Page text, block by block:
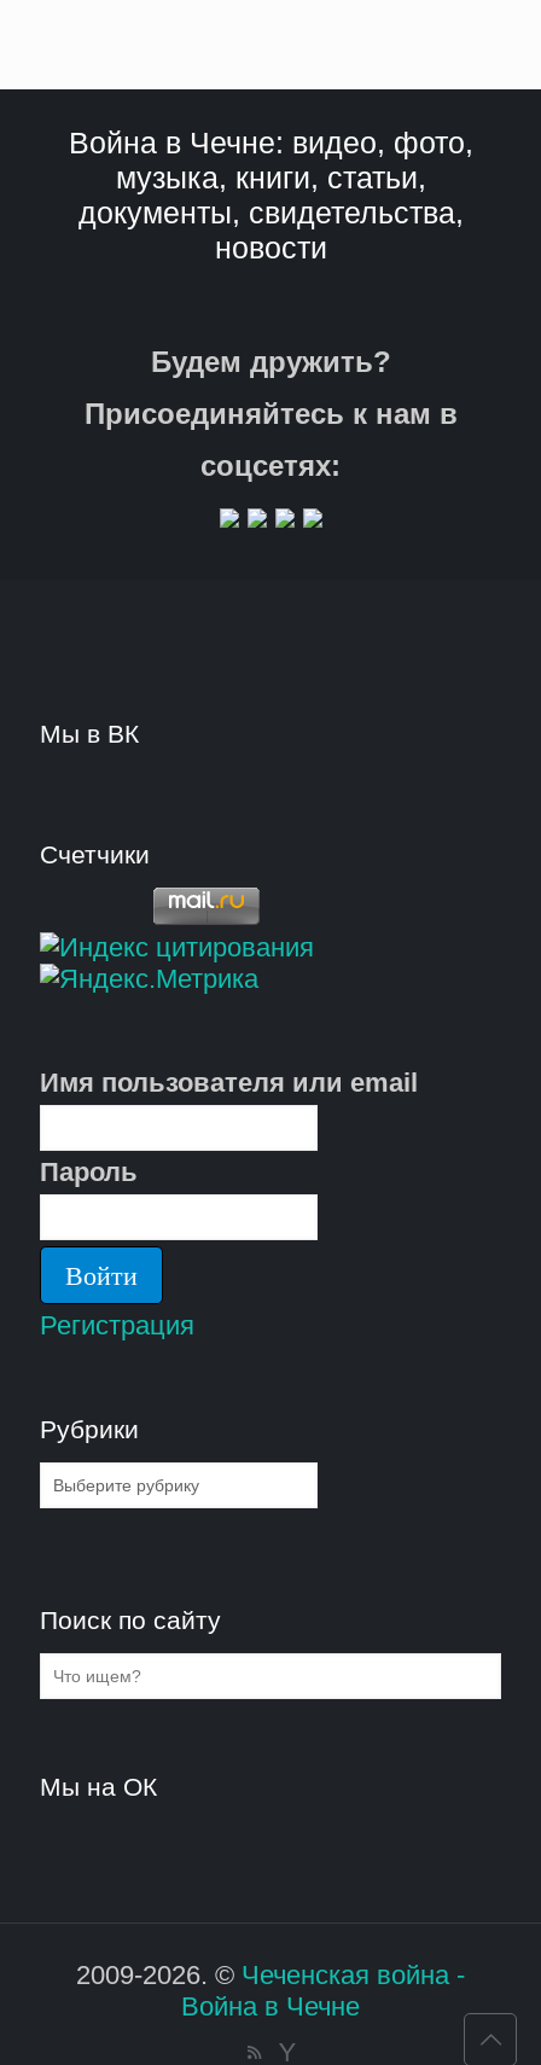
Война в Чечне: видео, фото,
музыка, книги, статьи,
документы, свидетельства,
новости
Будем дружить?
Присоединяйтесь к нам в
соцсетях:
Мы в ВК
Счетчики
Имя пользователя или email
Пароль
Регистрация
Рубрики
Рубрики
Поиск по сайту
Мы на ОК
2009-2026. © Чеченская война -
Война в Чечне